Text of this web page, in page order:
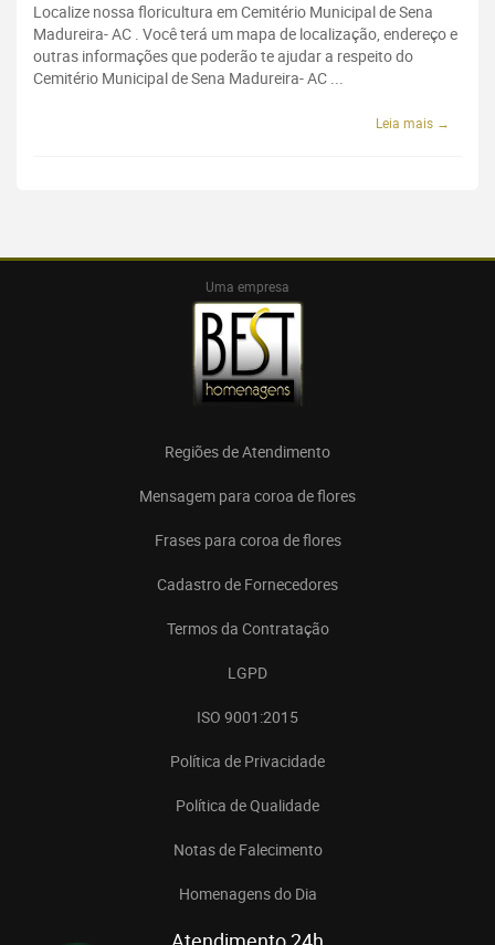
Localize nossa floricultura em Cemitério Municipal de Sena
Madureira- AC . Você terá um mapa de localização, endereço e
outras informações que poderão te ajudar a respeito do
Cemitério Municipal de Sena Madureira- AC ...
Leia mais →
Uma empresa
Regiões de Atendimento
Mensagem para coroa de flores
Frases para coroa de flores
Cadastro de Fornecedores
Termos da Contratação
LGPD
ISO 9001:2015
Política de Privacidade
Política de Qualidade
Notas de Falecimento
Homenagens do Dia